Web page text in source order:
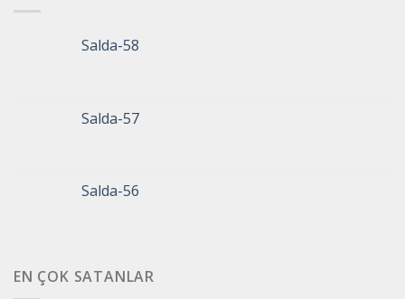
Salda-58
Salda-57
Salda-56
EN ÇOK SATANLAR